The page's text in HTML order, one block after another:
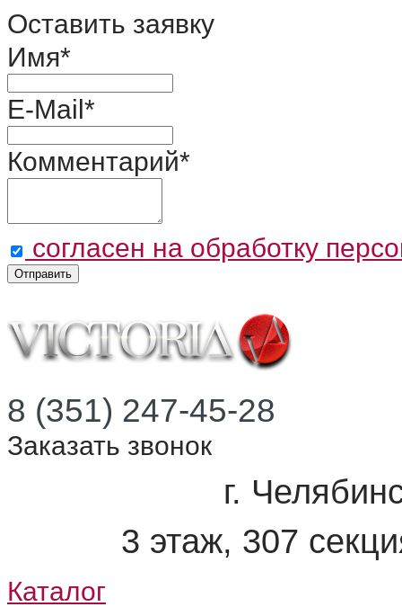
Оставить заявку
Имя*
E-Mail*
Комментарий*
согласен на обработку
Отправить
8 (351) 247-45-28
Заказать звонок
г.
3 этаж, 307
Каталог